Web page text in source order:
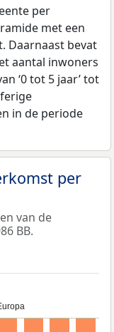
per
met een
Daarnaast bevat
aantal inwoners
‘0 tot 5 jaar’ tot
in de periode
per
van de
BB.